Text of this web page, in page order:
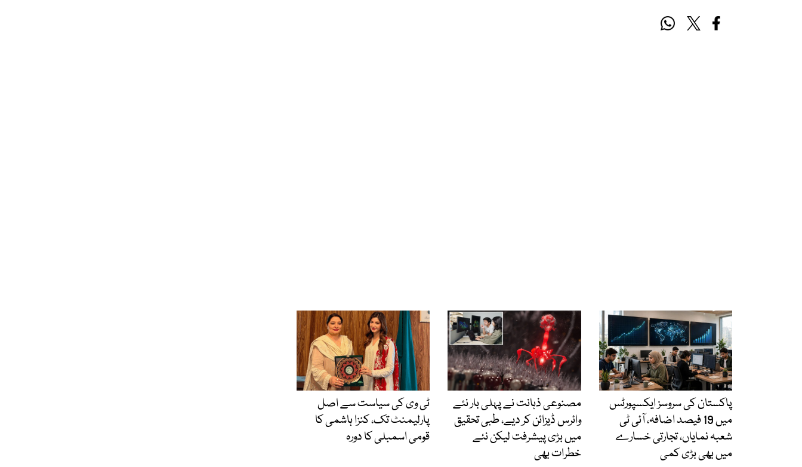
پاکستان کی سروسز ایکسپورٹس
میں 19 فیصد اضافہ، آئی ٹی
شعبہ نمایاں، تجارتی خسارے
میں بھی بڑی کمی
مصنوعی ذہانت نے پہلی بار نئے
وائرس ڈیزائن کر دیے، طبی تحقیق
میں بڑی پیشرفت لیکن نئے
خطرات بھی
ٹی وی کی سیاست سے اصل
پارلیمنٹ تک، کنزا ہاشمی کا
قومی اسمبلی کا دورہ